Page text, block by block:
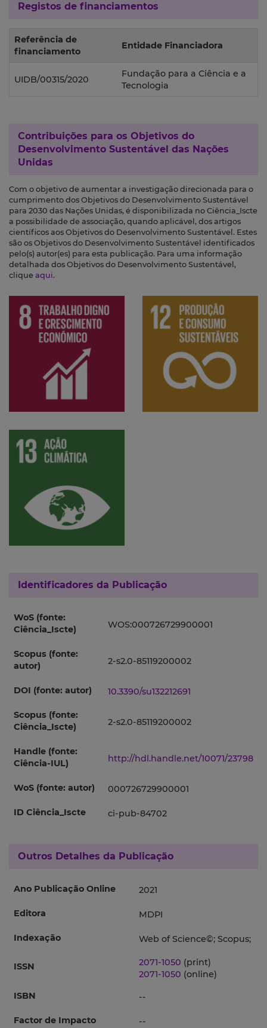
Registos de financiamentos
Referência de
financiamento
Entidade Financiadora
UIDB/00315/2020
Fundação para a Ciência e a
Tecnologia
Contribuições para os Objetivos do
Desenvolvimento Sustentável das Nações
Unidas
Com o objetivo de aumentar a investigação direcionada para o
cumprimento dos Objetivos do Desenvolvimento Sustentável
para 2030 das Nações Unidas, é disponibilizada no Ciência_Iscte
a possibilidade de associação, quando aplicável, dos artigos
científicos aos Objetivos do Desenvolvimento Sustentável. Estes
são os Objetivos do Desenvolvimento Sustentável identificados
pelo(s) autor(es) para esta publicação. Para uma informação
detalhada dos Objetivos do Desenvolvimento Sustentável,
clique aqui.
Identificadores da Publicação
WoS (fonte:
Ciência_Iscte)
WOS:000726729900001
Scopus (fonte:
autor)
2-s2.0-85119200002
DOI (fonte: autor) 10.3390/su132212691
Scopus (fonte:
Ciência_Iscte)
2-s2.0-85119200002
Handle (fonte:
Ciência-IUL)
http://hdl.handle.net/10071/23798
WoS (fonte: autor) 000726729900001
ID Ciência_Iscte ci-pub-84702
Outros Detalhes da Publicação
Ano Publicação Online 2021
Editora MDPI
Indexação Web of Science©; Scopus;
ISSN 2071-1050 (print)
2071-1050 (online)
ISBN
--
Factor de Impacto --